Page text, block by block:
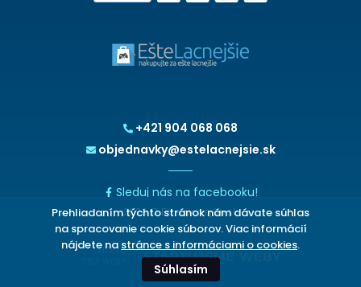
+421 904 068 068
objednavky@estelacnejsie.sk
Sleduj nás na facebooku!
2026 © EšteLacnejšie.sk
CHCETE
Prehliadaním týchto stránok nám dávate súhlas
na spracovanie cookie súborov. Viac informácií
nájdete na stránce s informáciami o cookies.
Súhlasím